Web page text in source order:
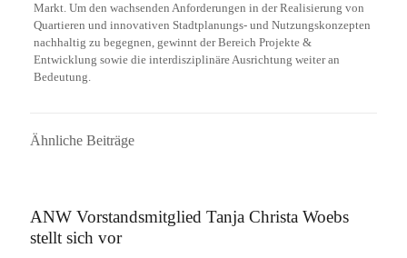
Markt. Um den wachsenden Anforderungen in der Realisierung von
Quartieren und innovativen Stadtplanungs- und Nutzungskonzepten
nachhaltig zu begegnen, gewinnt der Bereich Projekte &
Entwicklung sowie die interdisziplinäre Ausrichtung weiter an
Bedeutung.
Ähnliche Beiträge
ANW Vorstandsmitglied Tanja Christa Woebs
stellt sich vor